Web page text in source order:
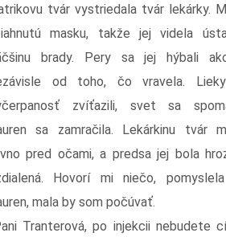
tvár vystriedala tvár lekárky.
masku, takže jej videla
brady. Pery sa jej hýbali
od toho, čo vravela.
zvíťazili, svet sa
sa zamračila. Lekárkinu tvár
pred očami, a predsa jej bola
Hovorí mi niečo,
mala by som počúvať.
Tranterová, po injekcii nebudete